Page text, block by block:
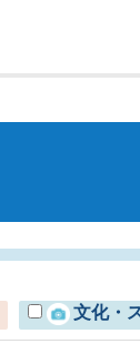
文化・